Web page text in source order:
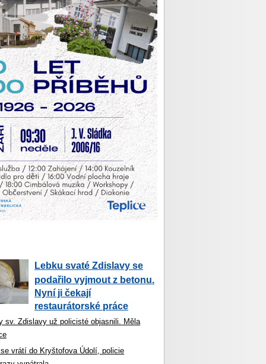
Lebku svaté Zdislavy se
podařilo vyjmout z betonu.
Nyní ji čekají
restaurátorské práce
sv. Zdislavy už policisté objasnili. Měla
vrátí do Kryštofova Údolí, policie